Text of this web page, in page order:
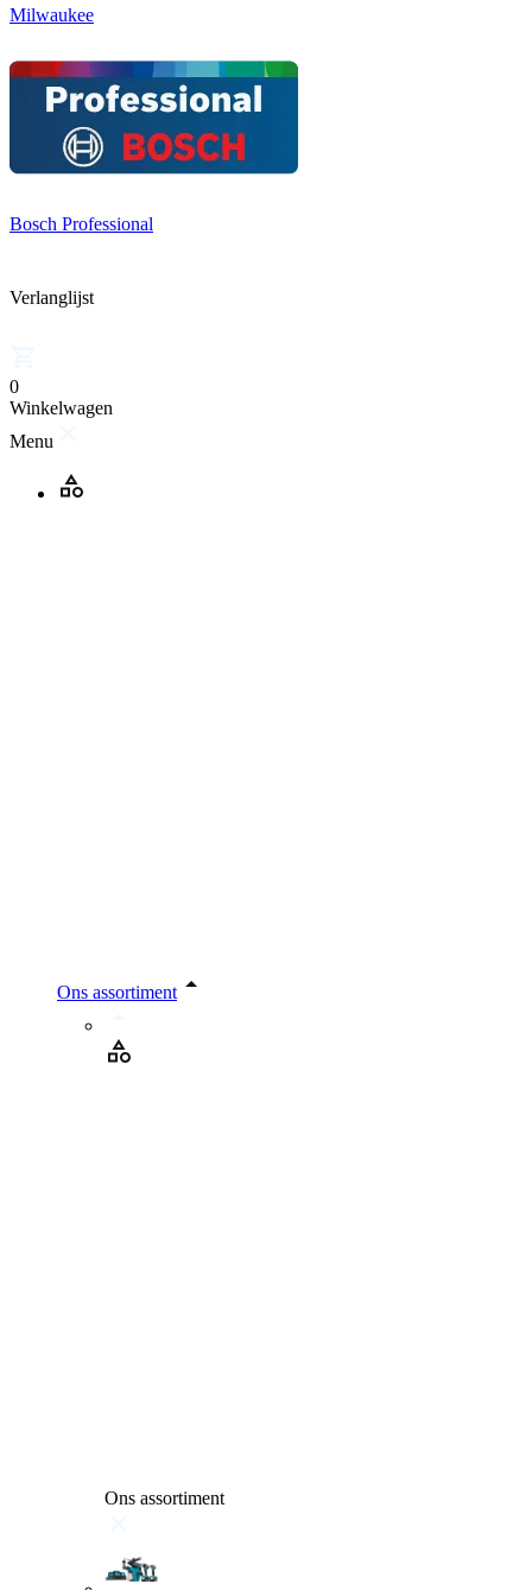
Milwaukee
Bosch Professional
Verlanglijst
0
Winkelwagen
Menu
Ons assortiment
Ons assortiment